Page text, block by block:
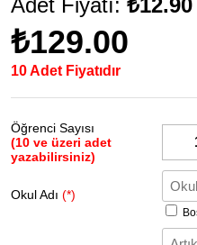
Adet Fiyatı: ₺12.90
₺129.00
10 Adet Fiyatıdır
Öğrenci Sayısı
(10 ve üzeri adet
yazabilirsiniz)
Okul Adı (*)